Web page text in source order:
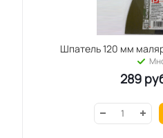
Шпатель 120 мм
289